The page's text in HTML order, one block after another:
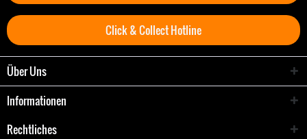
Click & Collect Hotline
Über Uns
Informationen
Rechtliches